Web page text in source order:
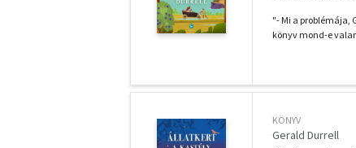
"- Mi a problémája,
könyv mond-e
KÖNYV
Gerald Durrell